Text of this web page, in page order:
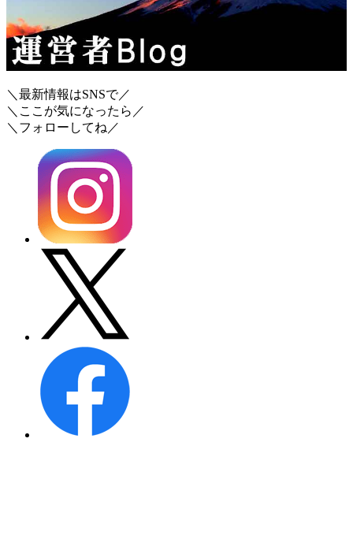
＼最新情報はSNSで／
＼ここが気になったら／
＼フォローしてね／